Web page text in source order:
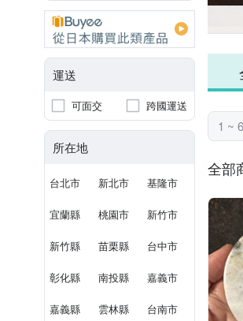
運送
可面交 跨國運送
所在地
台北市 新北市 基隆市
宜蘭縣 桃園市 新竹市
新竹縣 苗栗縣 台中市
彰化縣 南投縣 嘉義市
嘉義縣 雲林縣 台南市
1 ~
全部